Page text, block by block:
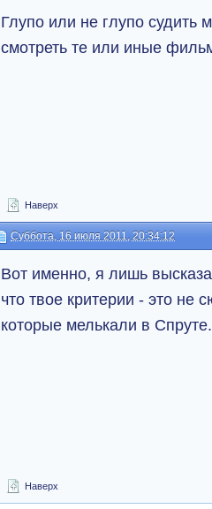
Глупо или не глупо судить
смотреть те или иные
Наверх
Суббота, 16 июля 2011, 20:34:12
Вот именно, я лишь
что твое критерии - это не
которые мелькали в Спруте.
Наверх